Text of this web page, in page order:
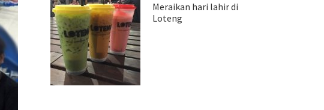
Meraikan hari lahir di
Loteng